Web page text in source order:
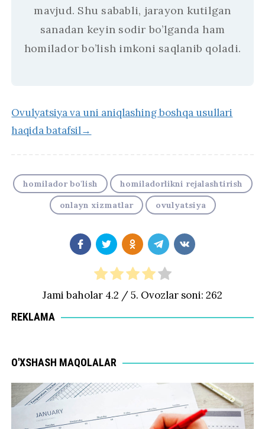
mavjud. Shu sababli, jarayon kutilgan
sanadan keyin sodir bo’lganda ham
homilador bo’lish imkoni saqlanib qoladi.
Ovulyatsiya va uni aniqlashing boshqa usullari
haqida batafsil→
homilador bo'lish
homiladorlikni rejalashtirish
onlayn xizmatlar
ovulyatsiya
Jami baholar 4.2 / 5. Ovozlar soni: 262
REKLAMA
O'XSHASH MAQOLALAR